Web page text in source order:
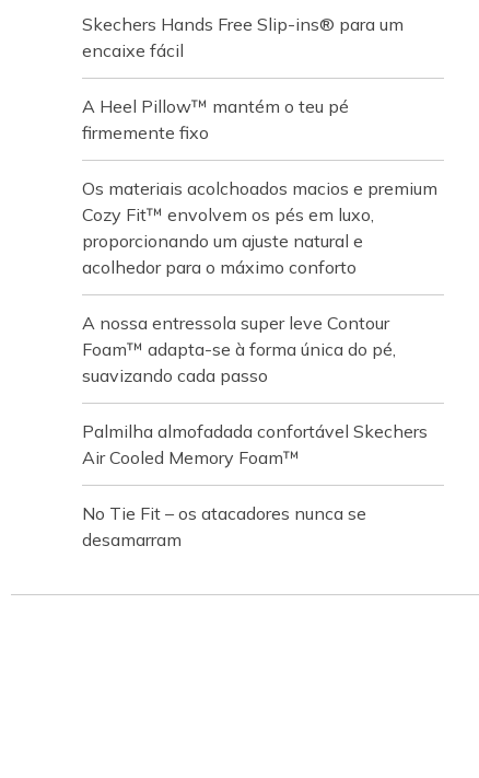
Skechers Hands Free Slip-ins® para um
encaixe fácil
A Heel Pillow™ mantém o teu pé
firmemente fixo
Os materiais acolchoados macios e premium
Cozy Fit™ envolvem os pés em luxo,
proporcionando um ajuste natural e
acolhedor para o máximo conforto
A nossa entressola super leve Contour
Foam™ adapta-se à forma única do pé,
suavizando cada passo
Palmilha almofadada confortável Skechers
Air Cooled Memory Foam™
No Tie Fit – os atacadores nunca se
desamarram